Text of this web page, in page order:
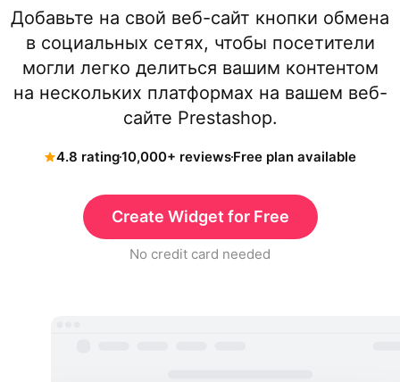
Добавьте на свой веб-сайт кнопки обмена
в социальных сетях, чтобы посетители
могли легко делиться вашим контентом
на нескольких платформах на вашем веб-
сайте Prestashop.
4.8 rating10,000+ reviewsFree plan available
Create Widget for Free
No credit card needed